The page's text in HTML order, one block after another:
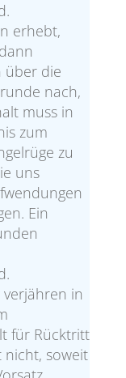
erhebt,
über die
nach,
muss in
zum
zu
uns
Ein
in
für Rücktritt
nicht, soweit